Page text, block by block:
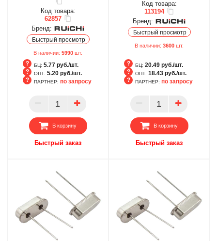
Код товара:
62857
Бренд:
Быстрый просмотр
В наличии: 5990 шт.
БЦ: 5.77 руб./шт.
ОПТ: 5.20 руб./шт.
ПАРТНЕР
ПАРТНЕР: по запросу
В корзину
Быстрый заказ
Код товара:
113194
Бренд:
Быстрый просмотр
В наличии: 3600 шт.
БЦ: 20.49 руб./шт.
ОПТ: 18.43 руб./шт.
ПАРТНЕР
ПАРТНЕР: по запросу
В корзину
Быстрый заказ